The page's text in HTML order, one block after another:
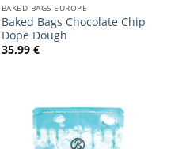
BAKED BAGS EUROPE
Baked Bags Chocolate Chip
Dope Dough
35,99 €